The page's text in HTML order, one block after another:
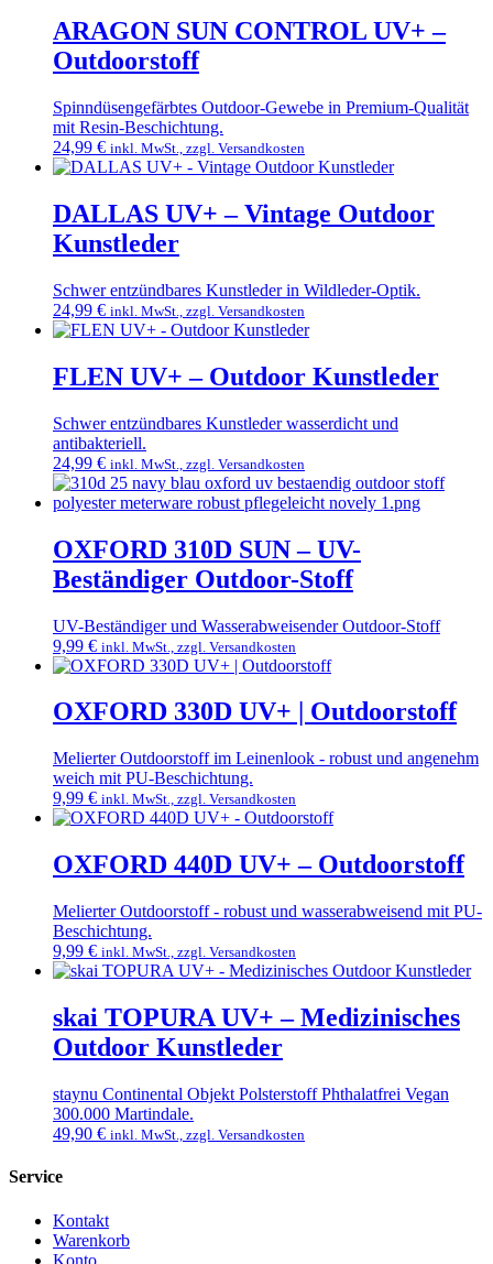
weist
mehrere
Varianten
Die
Optionen
können
auf
der
Produktseite
gewählt
werden
ARAGON SUN CONTROL UV+ –
Outdoorstoff
Spinndüsengefärbtes Outdoor-Gewebe in Premium-Qualität
mit Resin-Beschichtung.
24,99 € inkl. MwSt., zzgl. Versandkosten
Dieses
weist
mehrere
Varianten
Die
Optionen
können
auf
der
Produktseite
werden
DALLAS UV+ – Vintage Outdoor
Kunstleder
Schwer entzündbares Kunstleder in Wildleder-Optik.
24,99 € inkl. MwSt., zzgl. Versandkosten
Dieses
weist
mehrere
auf.
Die
Optionen
können
auf
Produktseite
gewählt
werden
FLEN UV+ – Outdoor Kunstleder
Schwer entzündbares Kunstleder wasserdicht und
antibakteriell.
24,99 € inkl. MwSt., zzgl. Versandkosten
Dieses
Produkt
mehrere
Varianten
auf.
Optionen
können
auf
der
Produktseite
gewählt
OXFORD 310D SUN – UV-
Beständiger Outdoor-Stoff
UV-Beständiger und Wasserabweisender Outdoor-Stoff
9,99 € inkl. MwSt., zzgl. Versandkosten
Dieses
weist
mehrere
auf.
Die
Optionen
können
der
Produktseite
gewählt
werden
OXFORD 330D UV+ | Outdoorstoff
Melierter Outdoorstoff im Leinenlook - robust und angenehm
weich mit PU-Beschichtung.
9,99 € inkl. MwSt., zzgl. Versandkosten
Dieses
weist
mehrere
auf.
Die
Optionen
können
der
Produktseite
gewählt
OXFORD 440D UV+ – Outdoorstoff
Melierter Outdoorstoff - robust und wasserabweisend mit PU-
Beschichtung.
9,99 € inkl. MwSt., zzgl. Versandkosten
Dieses
weist
mehrere
Varianten
Die
Optionen
können
auf
Produktseite
werden
skai TOPURA UV+ – Medizinisches
Outdoor Kunstleder
staynu Continental Objekt Polsterstoff Phthalatfrei Vegan
300.000 Martindale.
49,90 € inkl. MwSt., zzgl. Versandkosten
Produkt
mehrere
Varianten
auf.
Service
Kontakt
Warenkorb
Konto